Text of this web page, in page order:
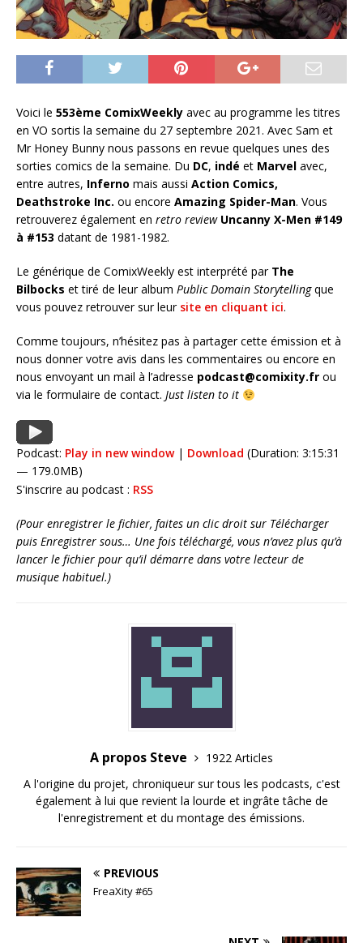
Voici le 553ème ComixWeekly avec au programme les titres
en VO sortis la semaine du 27 septembre 2021. Avec Sam et
Mr Honey Bunny nous passons en revue quelques unes des
sorties comics de la semaine. Du DC, indé et Marvel avec,
entre autres, Inferno mais aussi Action Comics,
Deathstroke Inc. ou encore Amazing Spider-Man. Vous
retrouverez également en retro review Uncanny X-Men #149
à #153 datant de 1981-1982.
Le générique de ComixWeekly est interprété par The
Bilbocks et tiré de leur album Public Domain Storytellingque
vous pouvez retrouver sur leur site en cliquant ici.
Comme toujours, n’hésitez pas à partager cette émission et à
nous donner votre avis dans les commentaires ou encore en
nous envoyant un mail à l’adresse podcast@comixity.fr ou
via le formulaire de contact. Just listen to it
Podcast: Play in new window| Download (Duration: 3:15:31
— 179.0MB)
S'inscrire au podcast : RSS
(Pour enregistrer le fichier, faites un clic droit sur Télécharger
puis Enregistrer sous… Une fois téléchargé, vous n’avez plus qu’à
lancer le fichier pour qu’il démarre dans votre lecteur de
musique habituel.)
A propos Steve
1922 Articles
A l'origine du projet, chroniqueur sur tous les podcasts, c'est
également à lui que revient la lourde et ingrâte tâche de
l'enregistrement et du montage des émissions.
PREVIOUS
FreaXity #65